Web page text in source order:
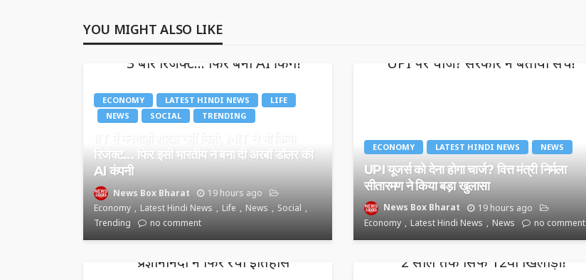
YOU MIGHT ALSO LIKE
ECONOMY LATEST HINDI NEWS
LIFE
NEWS
SOCIAL TRENDING
IIT में मनचाही शाखा नहीं मिली, MIT ने भी किया
रिजेक्ट… फिर इसी भारतीय ने बना दी अरबों डॉलर की
AI कंपनी
News Box Bharat
19 hours ago
Economy
Latest Hindi News Life News
Social
Trending
no comment
ECONOMY LATEST HINDI NEWS NEWS
UPI यूजर्स को देना होगा चार्ज? वित्त मंत्री निर्मला
सीतारमण ने किया बड़ा खुलासा
News Box Bharat
19 hours ago
Economy
Latest Hindi News News no comment